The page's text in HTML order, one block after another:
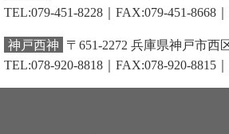
TEL:079-451-8228｜FAX:079-451-8668
神戸西神
〒651-2272 兵庫県神戸市西
TEL:078-920-8818｜FAX:078-920-8815